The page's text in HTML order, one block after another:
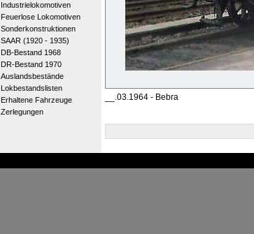
Industrielokomotiven
Feuerlose Lokomotiven
Sonderkonstruktionen
SAAR (1920 - 1935)
DB-Bestand 1968
DR-Bestand 1970
Auslandsbestände
Lokbestandslisten
Erhaltene Fahrzeuge
Zerlegungen
__.03.1964 - Bebra